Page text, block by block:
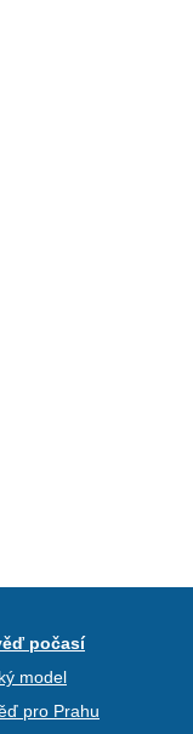
počasí
model
pro Prahu